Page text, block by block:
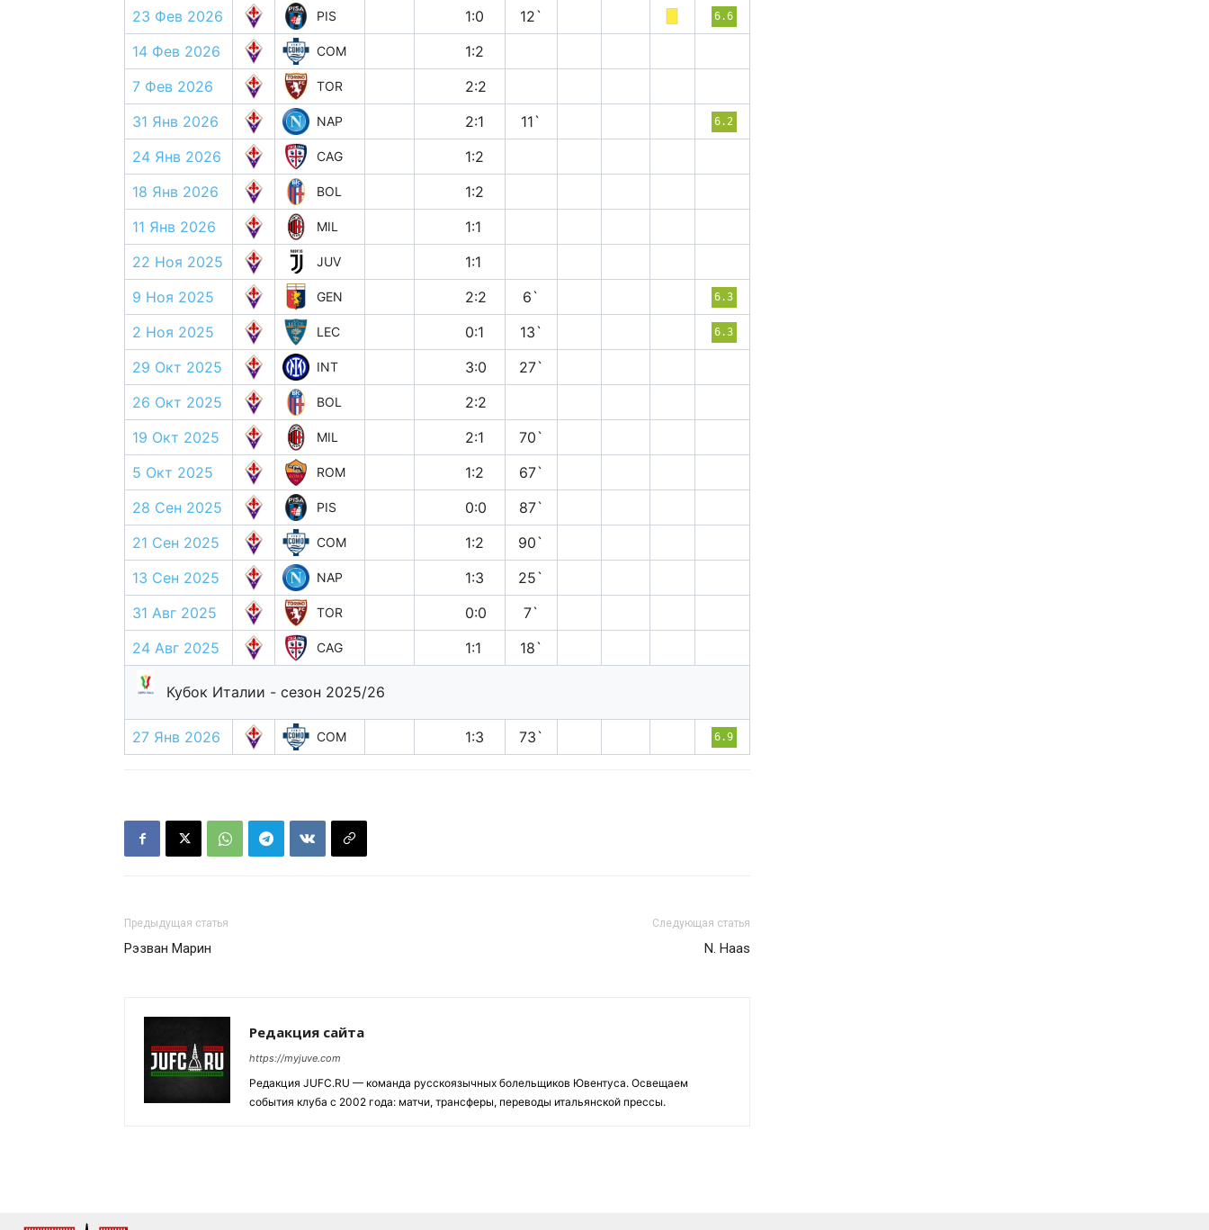
23 Фев 2026 PIS 1:0 12` 6.6
14 Фев 2026 COM
1:2
7 Фев 2026
TOR
2:2
31 Янв 2026
NAP 2:1 11` 6.2
24 Янв 2026 CAG
1:2
18 Янв 2026
BOL
1:2
11 Янв 2026
MIL
1:1
22 Ноя 2025
JUV
1:1
9 Ноя 2025
GEN 2:2 6` 6.3
2 Ноя 2025 LEC 0:1 13` 6.3
29 Окт 2025 INT 3:0
27`
26 Окт 2025
BOL
2:2
19 Окт 2025
MIL 2:1
70`
5 Окт 2025
ROM 1:2
67`
28 Сен 2025
PIS 0:0
87`
21 Сен 2025
COM 1:2
90`
13 Сен 2025
NAP 1:3
25`
31 Авг 2025
TOR 0:0
7`
24 Авг 2025
CAG 1:1 18`
Кубок Италии - сезон 2025/26
27 Янв 2026 COM 1:3 73` 6.9
Предыдущая статья
Рэзван Марин
Следующая статья
N. Haas
Редакция сайта
https://myjuve.com
Редакция JUFC.RU — команда русскоязычных болельщиков Ювентуса. Освещаем
события клуба с 2002 года: матчи, трансферы, переводы итальянской прессы.